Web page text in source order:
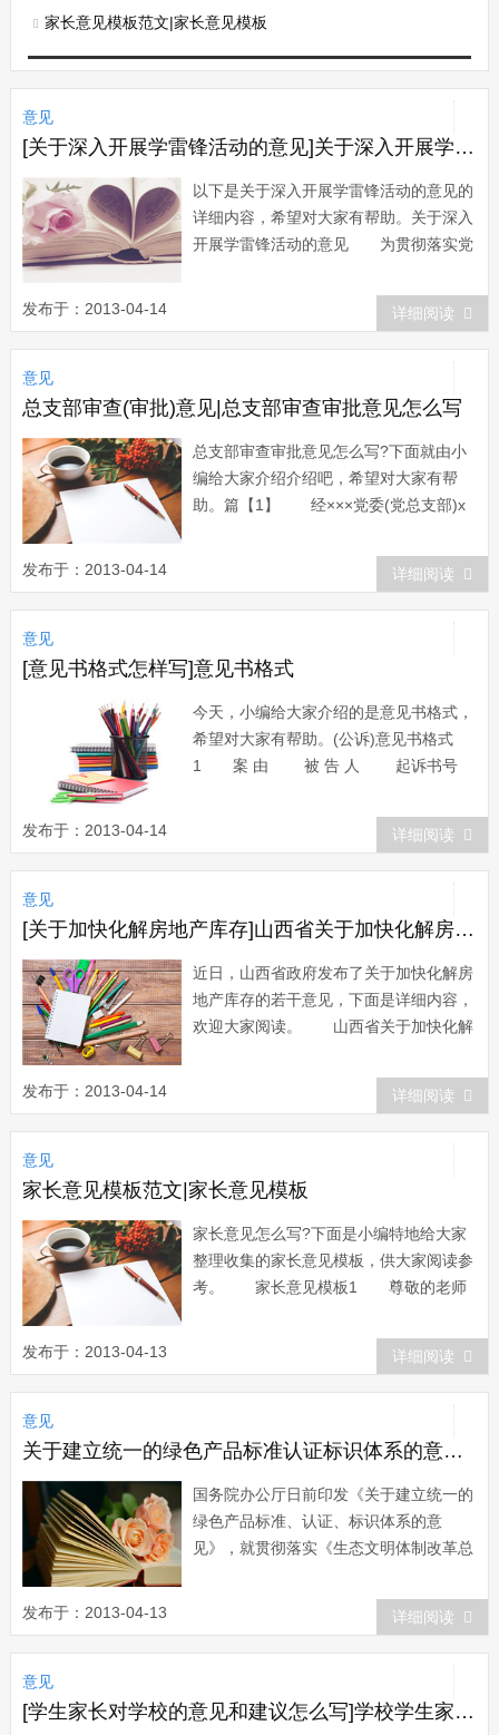
家长意见模板范文|家长意见模板
意见
[关于深入开展学雷锋活动的意见]关于深入开展学雷锋活动的意见
以下是关于深入开展学雷锋活动的意见的
详细内容，希望对大家有帮助。关于深入
开展学雷锋活动的意见 为贯彻落实党
动，推动学雷锋活动常态化，大力弘扬雷
锋精神，促进社会主义核心价值体系建
设，不断提升公民道德素质和社会文明程
度，经中央同意，现提出如下意见。
一、深入...
发布于：2013-04-14 详细阅读
意见
总支部审查(审批)意见|总支部审查审批意见怎么写
总支部审查审批意见怎么写?下面就由小
编给大家介绍介绍吧，希望对大家有帮
助。篇【1】 经×××党委(党总支部)x
×××同志加入中国共产党为预备党员，预
备期从所在党支部大会讨论通...
发布于：2013-04-14 详细阅读
意见
[意见书格式怎样写]意见书格式
今天，小编给大家介绍的是意见书格式，
希望对大家有帮助。(公诉)意见书格式
1 案 由 被 告 人 起诉书号
据《中华人民共和国刑事诉讼法》第一百
五十三条、第一百六十条、第一百六十五
条和第一百六十九条的规定，我(们)受x人
发布于：2013-04-14 详细阅读
意见
[关于加快化解房地产库存]山西省关于加快化解房地产库存的若干意见
近日，山西省政府发布了关于加快化解房
地产库存的若干意见，下面是详细内容，
欢迎大家阅读。 山西省关于加快化解
政府，省人民政府各委、办、厅、
局：? 为贯彻落实中央经济工作会
议、中央城市工作会议精神，做好化解房
地产库存工作，促进房地产市场平稳健康
发展，经省人民政...
发布于：2013-04-14 详细阅读
意见
家长意见模板范文|家长意见模板
家长意见怎么写?下面是小编特地给大家
整理收集的家长意见模板，供大家阅读参
考。 家长意见模板1 尊敬的老师
中，我发现孩子存在很多问题，如果不及
时纠正，会成为习惯，对将来的发展会产
生影响的，所以我想在这里提几点建议，
希望我们共同携手对孩子进行教育，是孩
子得到良好...
发布于：2013-04-13 详细阅读
意见
关于建立统一的绿色产品标准认证标识体系的意见|关于建立统一的绿色产品标准、认证、标识体系的意见
国务院办公厅日前印发《关于建立统一的
绿色产品标准、认证、标识体系的意
见》，就贯彻落实《生态文明体制改革总
系”作出部署，下面是意见的详细内容。
国务院办公厅关于建立统一的绿色产品标
准、认证、标识体系的意见 国办发
发布于：2013-04-13 详细阅读
意见
[学生家长对学校的意见和建议怎么写]学校学生家长意见和建议大全